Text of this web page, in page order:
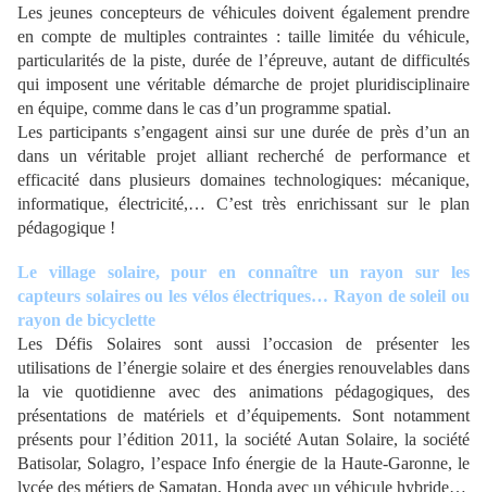
Les jeunes concepteurs de véhicules doivent également prendre
en compte de multiples contraintes : taille limitée du véhicule,
particularités de la piste, durée de l’épreuve, autant de difficultés
qui imposent une véritable démarche de projet pluridisciplinaire
en équipe, comme dans le cas d’un programme spatial.
Les participants s’engagent ainsi sur une durée de près d’un an
dans un véritable projet alliant recherché de performance et
efficacité dans plusieurs domaines technologiques: mécanique,
informatique, électricité,… C’est très enrichissant sur le plan
pédagogique !
Le village solaire, pour en connaître un rayon sur les
capteurs solaires ou les vélos électriques… Rayon de soleil ou
rayon de bicyclette
Les Défis Solaires sont aussi l’occasion de présenter les
utilisations de l’énergie solaire et des énergies renouvelables dans
la vie quotidienne avec des animations pédagogiques, des
présentations de matériels et d’équipements. Sont notamment
présents pour l’édition 2011, la société Autan Solaire, la société
Batisolar, Solagro, l’espace Info énergie de la Haute-Garonne, le
lycée des métiers de Samatan, Honda avec un véhicule hybride…